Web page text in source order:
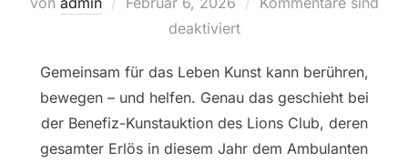
deaktiviert
Gemeinsam für das Leben Kunst kann berühren,
bewegen – und helfen. Genau das geschieht bei
der Benefiz-Kunstauktion des Lions Club, deren
gesamter Erlös in diesem Jahr dem Ambulanten